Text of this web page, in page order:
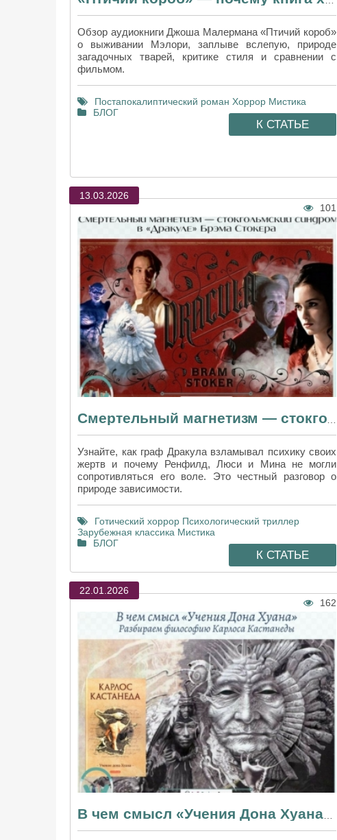
Обзор аудиокниги Джоша Малермана «Птичий короб»
о выживании Мэлори, заплыве вслепую, природе
загадочных тварей, критике стиля и сравнении с
фильмом.
Постапокалиптический роман Хоррор Мистика
БЛОГ
К СТАТЬЕ
13.03.2026
101
Узнайте, как граф Дракула взламывал психику своих
жертв и почему Ренфилд, Люси и Мина не могли
сопротивляться его воле. Это честный разговор о
природе зависимости.
Готический хоррор Психологический триллер
Зарубежная классика Мистика
БЛОГ
К СТАТЬЕ
22.01.2026
162